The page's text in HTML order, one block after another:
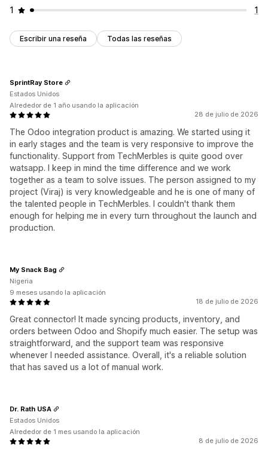
1
1
Escribir una reseña Todas las reseñas
28 de julio de 2026
The Odoo integration product is amazing. We started using it
in early stages and the team is very responsive to improve the
functionality. Support from TechMerbles is quite good over
watsapp. I keep in mind the time difference and we work
together as a team to solve issues. The person assigned to my
project (Viraj) is very knowledgeable and he is one of many of
the talented people in TechMerbles. I couldn't thank them
enough for helping me in every turn throughout the launch and
production.
SprintRay Store
Estados Unidos
Alrededor de 1 año usando la aplicación
18 de julio de 2026
Great connector! It made syncing products, inventory, and
orders between Odoo and Shopify much easier. The setup was
straightforward, and the support team was responsive
whenever I needed assistance. Overall, it's a reliable solution
that has saved us a lot of manual work.
My Snack Bag
Nigeria
9 meses usando la aplicación
8 de julio de 2026
Dr. Rath USA
Estados Unidos
Alrededor de 1 mes usando la aplicación